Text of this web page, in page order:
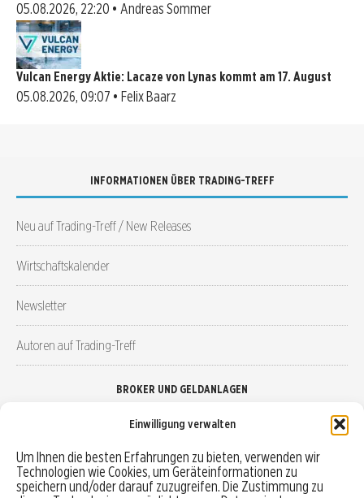
Einwilligung verwalten
Um Ihnen die besten Erfahrungen zu bieten, verwenden wir
Technologien wie Cookies, um Geräteinformationen zu
speichern und/oder darauf zuzugreifen. Die Zustimmung zu
05.08.2026, 22:20 • Andreas Sommer
Vulcan Energy Aktie: Lacaze von Lynas kommt am 17. August
05.08.2026, 09:07 • Felix Baarz
INFORMATIONEN ÜBER TRADING-TREFF
Neu auf Trading-Treff / New Releases
Wirtschaftskalender
Newsletter
Autoren auf Trading-Treff
BROKER UND GELDANLAGEN
Robo-Advisor vergleichen